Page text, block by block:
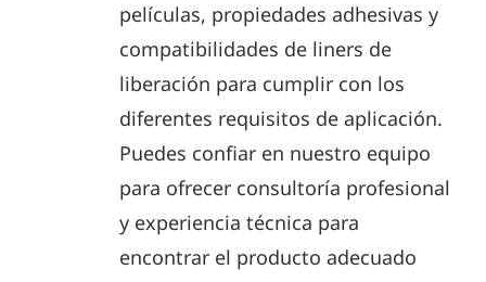
películas, propiedades adhesivas y
compatibilidades de liners de
liberación para cumplir con los
diferentes requisitos de aplicación.
Puedes confiar en nuestro equipo
para ofrecer consultoría profesional
y experiencia técnica para
encontrar el producto adecuado